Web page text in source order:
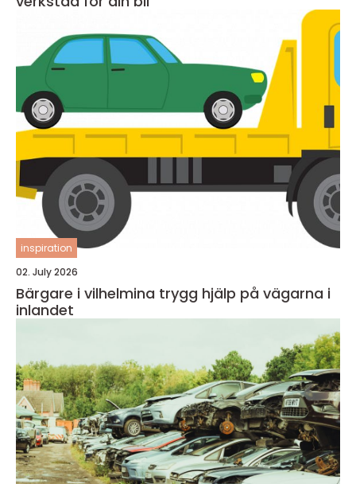
inspiration
02. July 2026
Bärgare i vilhelmina trygg hjälp på vägarna i
inlandet